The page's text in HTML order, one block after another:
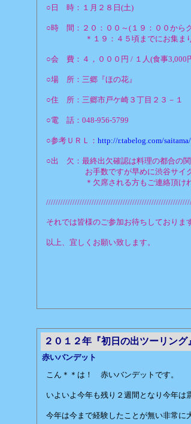
○日 時：１月２８日(土)
○時 間：２０：００～(１９：００から
＊１９：４５頃までにお集まり
○会 費：４，０００円 / １人(食事3,000
○場 所：三郷『ほの花』
○住 所：三郷市戸ケ崎３丁目２３－１
○電 話：048-956-5799
○参考ＵＲＬ： http://r.tabelog.com/
○出 欠：最終出欠確認は料理の都合の関
お手数ですが早めに渋谷サイクル
＊欠席される方もご連絡頂けれ
それでは皆様のご参加お待ちしておりま
以上、宜しくお願い致します。
赤いバ
２０１２年『初日の出ツーリング
赤いバンデット
こん＊＊は！ 赤いバンデットです。
いよいよ今年も残り２週間となり今年は
今年は今まで経験したことが無い非常に